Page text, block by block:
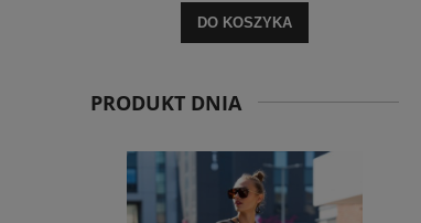
DO KOSZYKA
PRODUKT DNIA